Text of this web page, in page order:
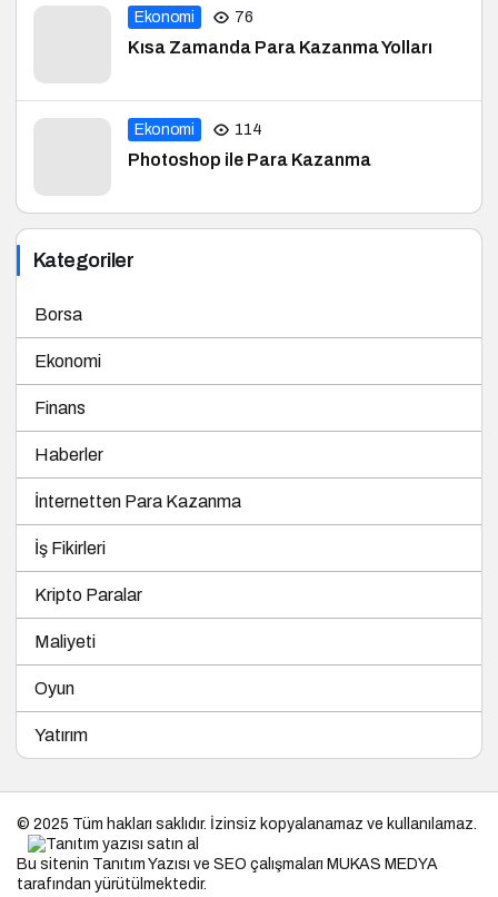
Ekonomi 76
Kısa Zamanda Para Kazanma Yolları
Ekonomi 114
Photoshop ile Para Kazanma
Kategoriler
Borsa
Ekonomi
Finans
Haberler
İnternetten Para Kazanma
İş Fikirleri
Kripto Paralar
Maliyeti
Oyun
Yatırım
© 2025 Tüm hakları saklıdır. İzinsiz kopyalanamaz ve kullanılamaz.
Bu sitenin Tanıtım Yazısı ve SEO çalışmaları MUKAS MEDYA
tarafından yürütülmektedir.